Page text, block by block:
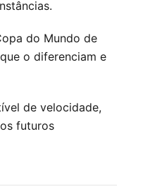
do Mundo de
o diferenciam e
de velocidade,
futuros